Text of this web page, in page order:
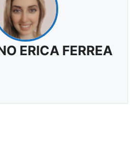
ERICA FERREA